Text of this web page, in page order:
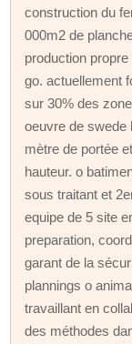
construction du
000m2 de
production
go. actuellement
sur 30% des
oeuvre de swede
mètre de portée
hauteur. o
sous traitant et
equipe de 5 site
preparation,
garant de la
plannings o
travaillant en
des méthodes